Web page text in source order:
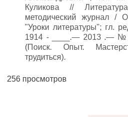
Куликова //
методический журнал /
"Уроки литературы"; гл.
1914 - ____.— 2013 .—
(Поиск. Опыт.
трудиться).
256 просмотров